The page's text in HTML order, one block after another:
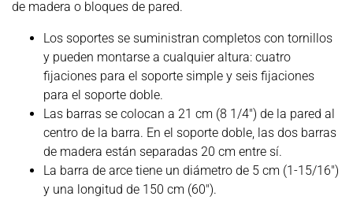
de madera o bloques de pared.
Los soportes se suministran completos con tornillos
y pueden montarse a cualquier altura: cuatro
fijaciones para el soporte simple y seis fijaciones
para el soporte doble.
Las barras se colocan a 21 cm (8 1/4″) de la pared al
centro de la barra. En el soporte doble, las dos barras
de madera están separadas 20 cm entre sí.
La barra de arce tiene un diámetro de 5 cm (1-15/16″)
y una longitud de 150 cm (60″).